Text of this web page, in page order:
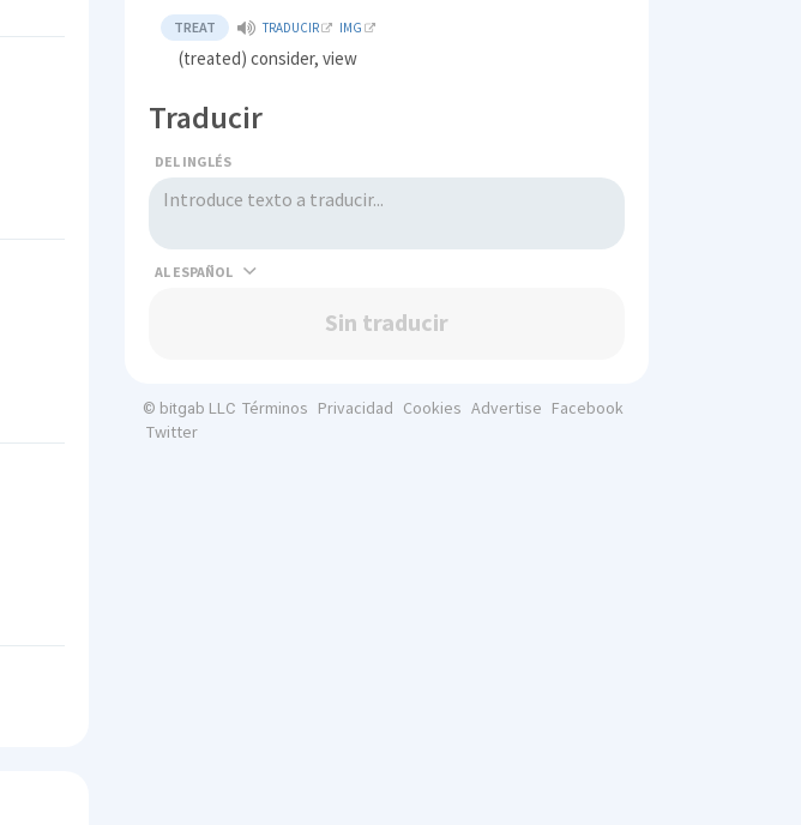
TREAT TRADUCIR IMG
(treated) consider, view
Traducir
DEL INGLÉS
AL
Sin traducir
© bitgab LLC Términos Privacidad Cookies Advertise Facebook
Twitter